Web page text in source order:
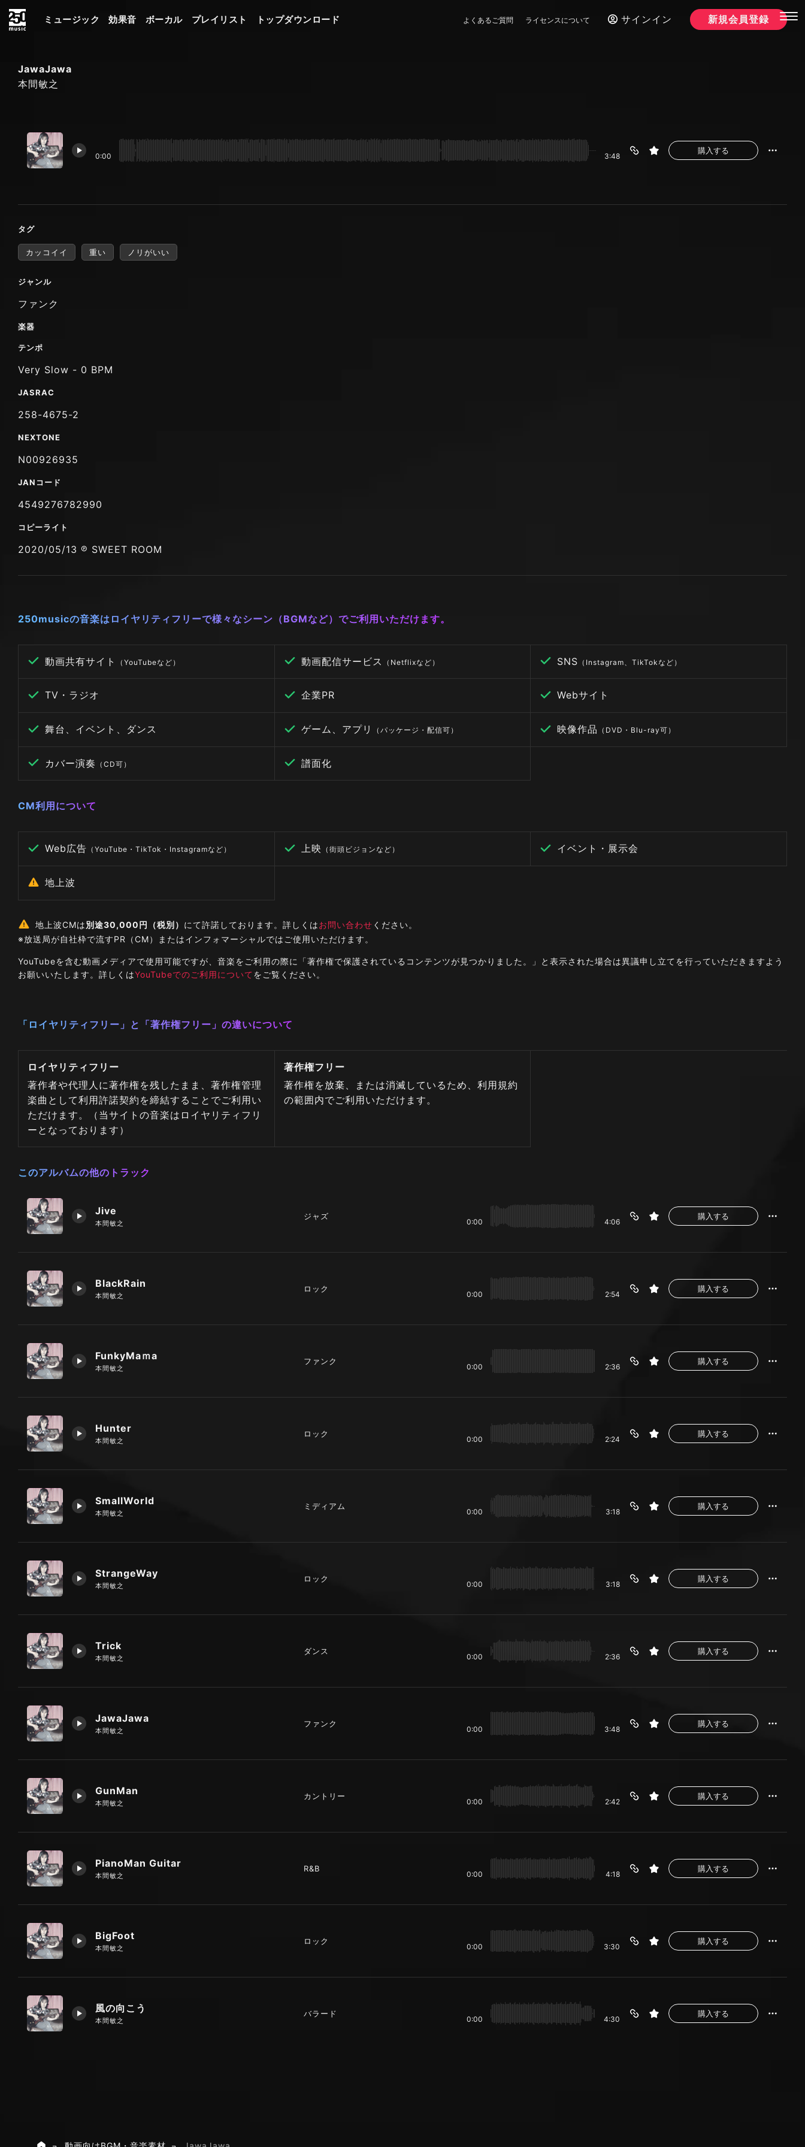
ミュージック 効果音 ボーカル プレイリスト トップダウンロード よくあるご質問 ライセンスについて サインイン 新規会員登録
JawaJawa
本間敏之
0:00 3:48
購入する
タグ
カッコイイ 重い ノリがいい
ジャンル
ファンク
楽器
テンポ
Very Slow - 0 BPM
JASRAC
258-4675-2
NEXTONE
N00926935
JANコード
4549276782990
コピーライト
2020/05/13 ℗ SWEET ROOM
250musicの音楽はロイヤリティフリーで様々なシーン（BGMなど）でご利用いただけます。
動画共有サイト （YouTubeなど） 動画配信サービス （Netflixなど） SNS （Instagram、TikTokなど）
TV・ラジオ 企業PR Webサイト
舞台、イベント、ダンス ゲーム、アプリ （パッケージ・配信可） 映像作品 （DVD・Blu-ray可）
カバー演奏 （CD可） 譜面化
CM利用について
Web広告 （YouTube・TikTok・Instagramなど） 上映 （街頭ビジョンなど） イベント・展示会
地上波
地上波CMは別途30,000円（税別） にて許諾しております。詳しくはお問い合わせ ください。
※放送局が自社枠で流すPR（CM）またはインフォマーシャルではご使用いただけます。
YouTubeを含む動画メディアで使用可能ですが、音楽をご利用の際に「著作権で保護されているコンテンツが見つかりました。」と表示された場合は異議申し立てを行っていただきますよう
お願いいたします。詳しくはYouTubeでのご利用についてをご覧ください。
「ロイヤリティフリー」と「著作権フリー」の違いについて
ロイヤリティフリー
著作者や代理人に著作権を残したまま、著作権管理
楽曲として利用許諾契約を締結することでご利用い
ただけます。（当サイトの音楽はロイヤリティフリ
ーとなっております）
著作権フリー
著作権を放棄、または消滅しているため、利用規約
の範囲内でご利用いただけます。
このアルバムの他のトラック
Jive
本間敏之
ジャズ
0:00 4:06
購入する
BlackRain
本間敏之
ロック
0:00 2:54
購入する
FunkyMaｍa
本間敏之
ファンク
0:00 2:36
購入する
Hunter
本間敏之
ロック
0:00 2:24
購入する
SmallWorld
本間敏之
ミディアム
0:00 3:18
購入する
StrangeWay
本間敏之
ロック
0:00 3:18
購入する
Trick
本間敏之
ダンス
0:00 2:36
購入する
JawaJawa
本間敏之
ファンク
0:00 3:48
購入する
GunMan
本間敏之
カントリー
0:00 2:42
購入する
PianoMan Guitar
本間敏之
R&B
0:00 4:18
購入する
BigFoot
本間敏之
ロック
0:00 3:30
購入する
風の向こう
本間敏之
バラード
0:00 4:30
購入する